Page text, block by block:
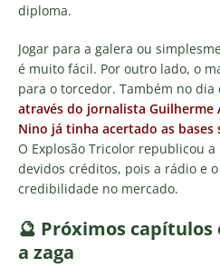
diploma.
Jogar para a galera ou
é muito fácil. Por outro lado, o
para o torcedor. Também no dia
através do jornalista
Nino já tinha acertado as bases
O Explosão Tricolor republicou
devidos créditos, pois a rádio e
credibilidade no mercado.
🔮 Próximos capítulos
a zaga